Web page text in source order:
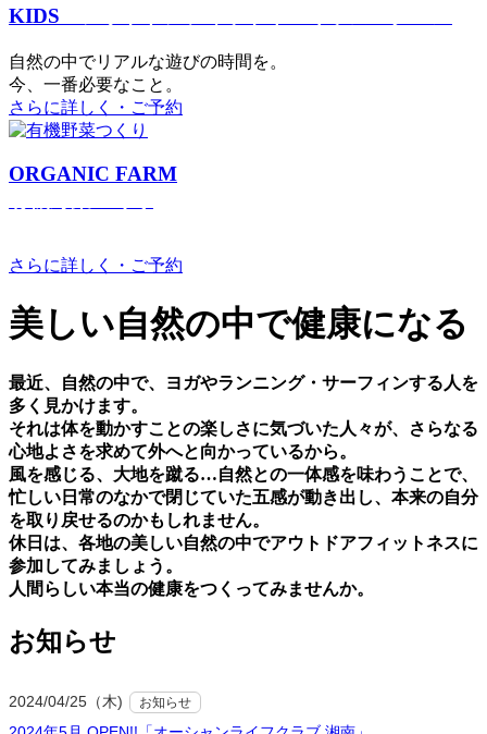
KIDS
⾃然の中でリアルな遊びの時間を。
今、⼀番必要なこと。
さらに詳しく・ご予約
ORGANIC FARM
さらに詳しく・ご予約
美しい⾃然の中で健康になる
最近、⾃然の中で、ヨガやランニング・サーフィンする⼈を
多く⾒かけます。
それは体を動かすことの楽しさに気づいた⼈々が、さらなる
⼼地よさを求めて外へと向かっているから。
⾵を感じる、⼤地を蹴る…⾃然との⼀体感を味わうことで、
忙しい⽇常のなかで閉じていた五感が動き出し、本来の⾃分
を取り戻せるのかもしれません。
休⽇は、各地の美しい⾃然の中でアウトドアフィットネスに
参加してみましょう。
⼈間らしい本当の健康をつくってみませんか。
お知らせ
2024/04/25（木) お知らせ